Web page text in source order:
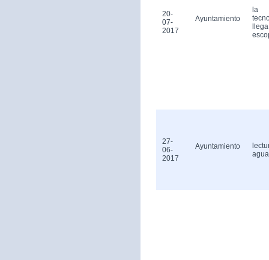
20-
07-
2017
Ayuntamiento
la
27-
06-
2017
Ayuntamiento